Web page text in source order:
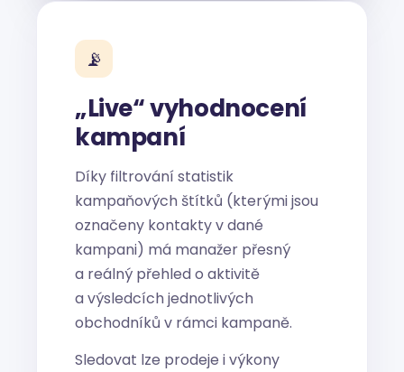
📡
„Live“ vyhodnocení
kampaní
Díky filtrování statistik
kampaňových štítků (kterými jsou
označeny kontakty v dané
kampani) má manažer přesný
a reálný přehled o aktivitě
a výsledcích jednotlivých
obchodníků v rámci kampaně.
Sledovat lze prodeje i výkony